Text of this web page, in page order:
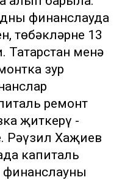
финанслауда
төбәкләрнең 13
Татарстан менә
зур
ремонт
җиткерү -
Рәүзил Хаҗиев
капиталь